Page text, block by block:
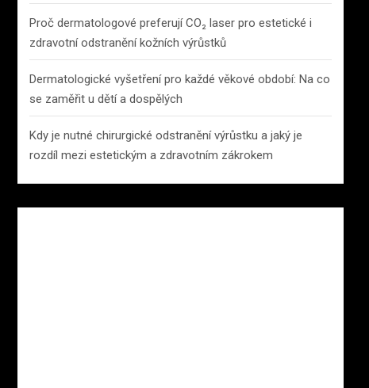
Proč dermatologové preferují CO₂ laser pro estetické i
zdravotní odstranění kožních výrůstků
Dermatologické vyšetření pro každé věkové období: Na co
se zaměřit u dětí a dospělých
Kdy je nutné chirurgické odstranění výrůstku a jaký je
rozdíl mezi estetickým a zdravotním zákrokem